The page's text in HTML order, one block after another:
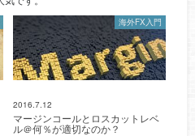
海外FX入門
2016.7.12
マージンコールとロスカットレベ
ル＠何％が適切なのか？